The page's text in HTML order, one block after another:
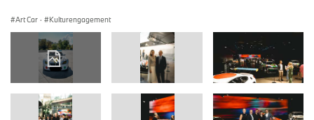
Art Car · Kulturengagement